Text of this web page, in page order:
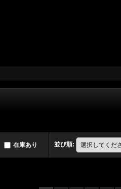
在庫あり 並び順: